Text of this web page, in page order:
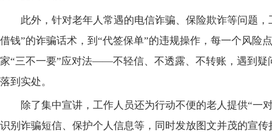
此外，针对老年人常遇的电信诈骗、保险欺诈等问题
借钱”的诈骗话术，到“代签保单”的违规操作，每一个风险
家“三不一要”应对法——不轻信、不透露、不转账，遇到疑
落到实处。
除了集中宣讲，工作人员还为行动不便的老人提供“一
识别诈骗短信、保护个人信息等，同时发放图文并茂的宣